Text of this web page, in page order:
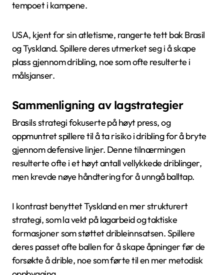
tempoet i kampene.
USA, kjent for sin atletisme, rangerte tett bak Brasil
og Tyskland. Spillere deres utmerket seg i å skape
plass gjennom dribling, noe som ofte resulterte i
målsjanser.
Sammenligning av lagstrategier
Brasils strategi fokuserte på høyt press, og
oppmuntret spillere til å ta risiko i dribling for å bryte
gjennom defensive linjer. Denne tilnærmingen
resulterte ofte i et høyt antall vellykkede driblinger,
men krevde nøye håndtering for å unngå balltap.
I kontrast benyttet Tyskland en mer strukturert
strategi, som la vekt på lagarbeid og taktiske
formasjoner som støttet dribleinnsatsen. Spillere
deres passet ofte ballen for å skape åpninger før de
forsøkte å drible, noe som førte til en mer metodisk